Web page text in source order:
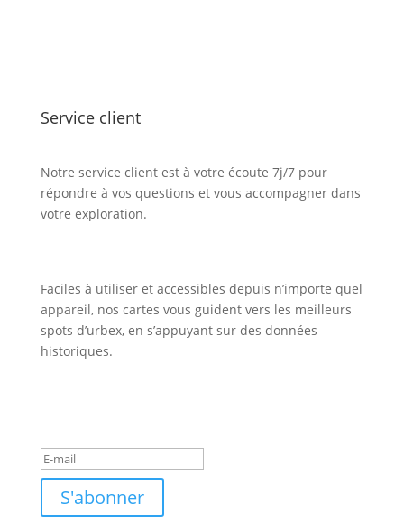
Service client
Notre service client est à votre écoute 7j/7 pour
répondre à vos questions et vous accompagner dans
votre exploration.
Faciles à utiliser et accessibles depuis n’importe quel
appareil, nos cartes vous guident vers les meilleurs
spots d’urbex, en s’appuyant sur des données
historiques.
S'abonner